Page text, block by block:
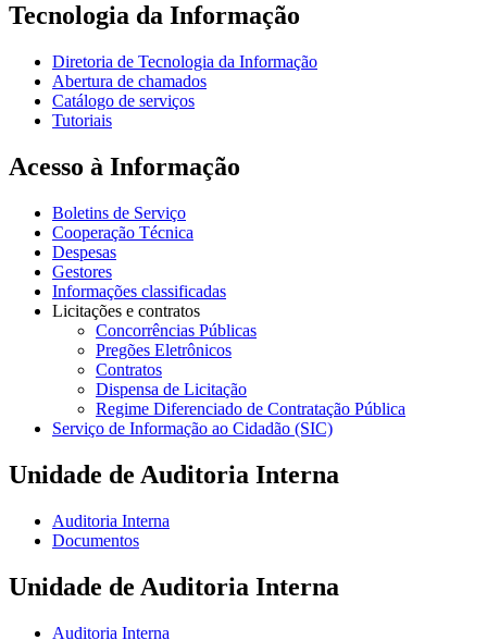
Tecnologia da Informação
Diretoria de Tecnologia da Informação
Abertura de chamados
Catálogo de serviços
Tutoriais
Acesso à Informação
Boletins de Serviço
Cooperação Técnica
Despesas
Gestores
Informações classificadas
Licitações e contratos
Concorrências Públicas
Pregões Eletrônicos
Contratos
Dispensa de Licitação
Regime Diferenciado de Contratação Pública
Serviço de Informação ao Cidadão (SIC)
Unidade de Auditoria Interna
Auditoria Interna
Documentos
Unidade de Auditoria Interna
Auditoria Interna